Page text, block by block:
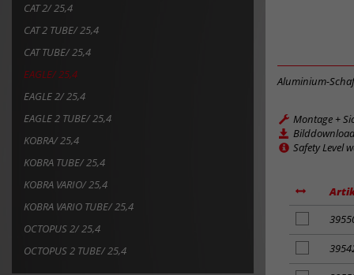
CAT 2/ 25,4
CAT 2 TUBE/ 25,4
CAT TUBE/ 25,4
EAGLE/ 25,4
EAGLE 2/ 25,4
EAGLE 2 TUBE/ 25,4
KOBRA/ 25,4
KOBRA TUBE/ 25,4
KOBRA VARIO/ 25,4
KOBRA VARIO TUBE/ 25,4
OCTOPUS 2/ 25,4
OCTOPUS 2 TUBE/ 25,4
Aluminium-
Montage +
Safety Level
zum
Merkzettel
hinzufügen
zum